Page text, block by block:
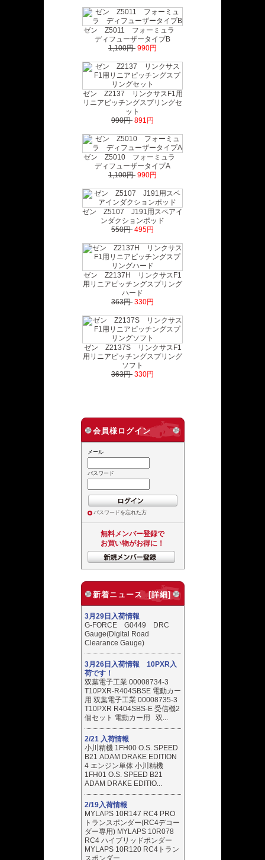
ゼン Z5011 フォーミュラ
ディフューザータイプB
1,100円 990円
ゼン Z2137 リンクサスF1用
リニアピッチングスプリングセ
ット
990円 891円
ゼン Z5010 フォーミュラ
ディフューザータイプA
1,100円 990円
ゼン Z5107 J191用スペアイ
ンダクションポッド
550円 495円
ゼン Z2137H リンクサスF1
用リニアピッチングスプリング
ハード
363円 330円
ゼン Z2137S リンクサスF1
用リニアピッチングスプリング
ソフト
363円 330円
会員様ログイン
メール
パスワード
パスワードを忘れた方
無料メンバー登録で
お買い物がお得に！
新着ニュース [詳細]
3月29日入荷情報
G-FORCE G0449 DRC
Gauge(Digital Road
Clearance Gauge)
3月26日入荷情報 10PXR入
荷です！
双葉電子工業 00008734-3
T10PXR-R404SBSE 電動カー
用 双葉電子工業 00008735-3
T10PXR R404SBS-E 受信機2
個セット 電動カー用 双...
2/21 入荷情報
小川精機 1FH00 O.S. SPEED
B21 ADAM DRAKE EDITION
4 エンジン単体 小川精機
1FH01 O.S. SPEED B21
ADAM DRAKE EDITIO...
2/19入荷情報
MYLAPS 10R147 RC4 PRO
トランスポンダー(RC4デコー
ダー専用) MYLAPS 10R078
RC4 ハイブリッドポンダー
MYLAPS 10R120 RC4トラン
スポンダー